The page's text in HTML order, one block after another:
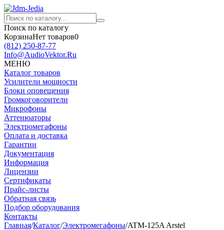
Поиск по каталогу
КорзинаНет товаров0
(812) 250-87-77
Info@AudioVektor.Ru
МЕНЮ
Каталог товаров
Усилители мощности
Блоки оповещения
Громкоговорители
Микрофоны
Аттенюаторы
Электромегафоны
Оплата и доставка
Гарантии
Документация
Информация
Лицензии
Сертификаты
Прайс-листы
Обратная связь
Подбор оборудования
Контакты
Главная/Каталог/Электромегафоны/ATM-125A Arstel